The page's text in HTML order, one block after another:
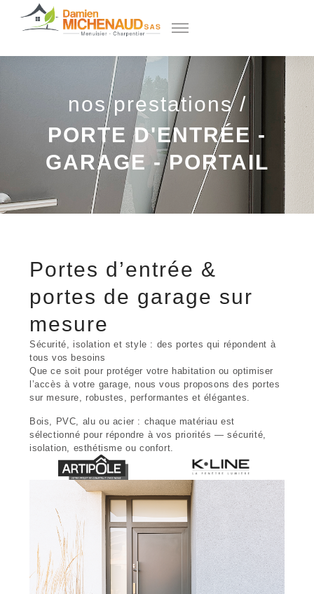
nos prestations /
PORTE D'ENTRÉE -
GARAGE - PORTAIL
Portes d’entrée &
portes de garage sur
mesure
Sécurité, isolation et style : des portes qui répondent à
tous vos besoins
Que ce soit pour protéger votre habitation ou optimiser
l’accès à votre garage, nous vous proposons des portes
sur mesure, robustes, performantes et élégantes.
Bois, PVC, alu ou acier : chaque matériau est
sélectionné pour répondre à vos priorités — sécurité,
isolation, esthétisme ou confort.